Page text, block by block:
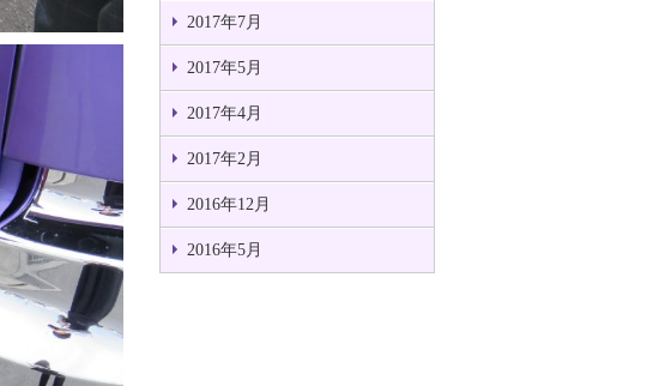
2017年7月
2017年5月
2017年4月
2017年2月
2016年12月
2016年5月